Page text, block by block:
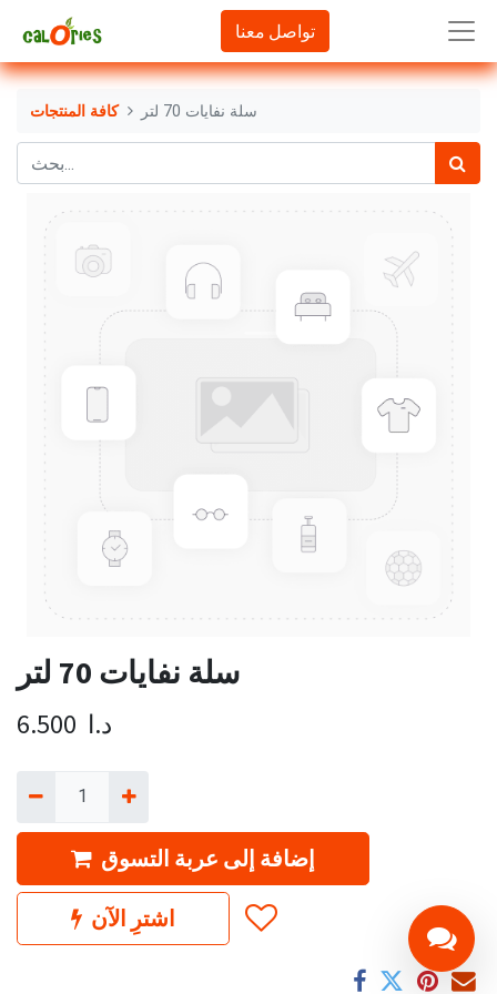
تواصل معنا
كافة المنتجات سلة نفايات 70 لتر
سلة نفايات 70 لتر
6.500 د.ا
إضافة إلى عربة التسوق
اشترِ الآن